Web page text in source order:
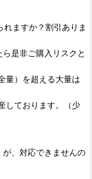
ますか？割引ありま
是非ご購入リスクと
）を超える大量は
ております。（少
、対応できませんの